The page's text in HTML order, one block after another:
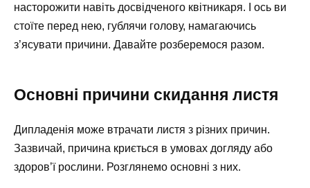
насторожити навіть досвідченого квітникаря. І ось ви
стоїте перед нею, гублячи голову, намагаючись
з’ясувати причини. Давайте розберемося разом.
Основні причини скидання листя
Дипладенія може втрачати листя з різних причин.
Зазвичай, причина криється в умовах догляду або
здоров’ї рослини. Розглянемо основні з них.